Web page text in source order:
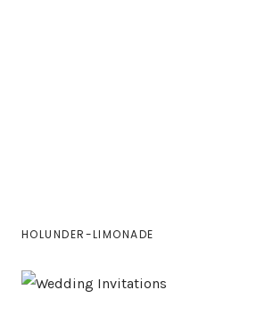
HOLUNDER-LIMONADE